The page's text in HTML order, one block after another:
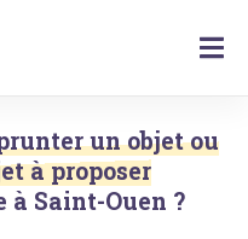
un objet ou
à proposer
à Saint-Ouen ?